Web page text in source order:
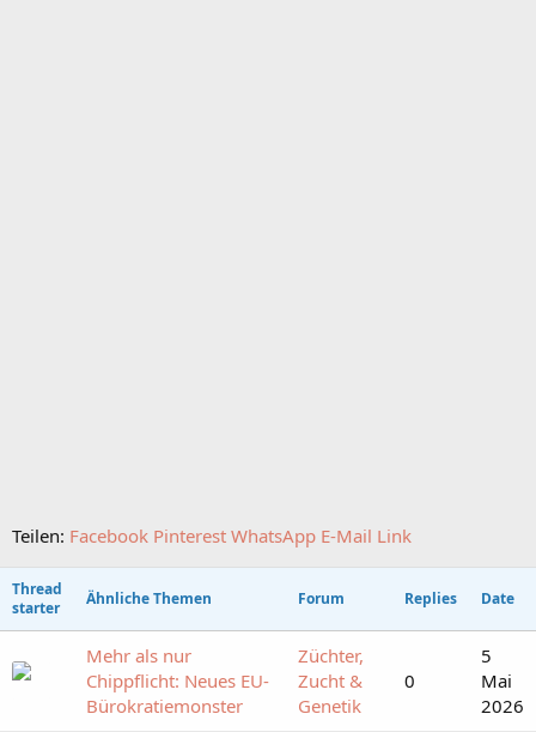
Teilen: Facebook Pinterest WhatsApp E-Mail Link
Thread
starter
Ähnliche Themen Forum Replies Date
Mehr als nur
Chippflicht: Neues EU-
Bürokratiemonster
Züchter,
Zucht &
Genetik
0
5
Mai
2026